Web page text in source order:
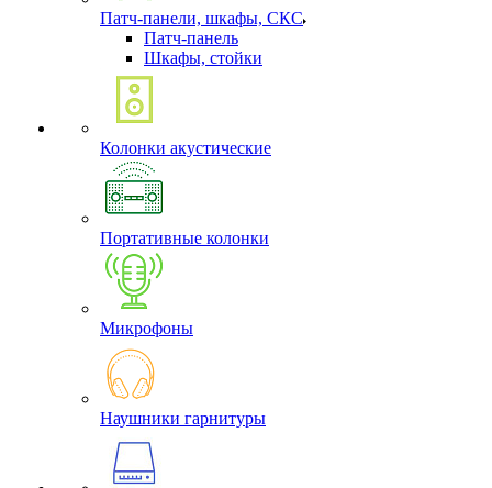
Патч-панели, шкафы, СКС
Патч-панель
Шкафы, стойки
Колонки акустические
Портативные колонки
Микрофоны
Наушники гарнитуры